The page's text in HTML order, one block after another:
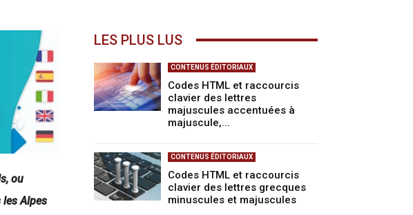
ou
les Alpes
LES PLUS LUS
CONTENUS ÉDITORIAUX
Codes HTML et raccourcis
clavier des lettres
majuscules accentuées à
majuscule,...
CONTENUS ÉDITORIAUX
Codes HTML et raccourcis
clavier des lettres grecques
minuscules et majuscules